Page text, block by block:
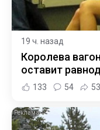
19 ч. назад
Королева
оставит
133 54 53